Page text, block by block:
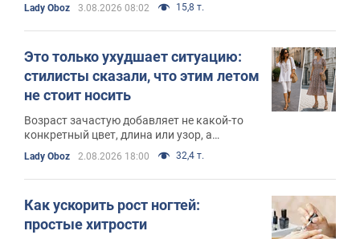
Lady Oboz 3.08.2026 08:02 15,8 т.
Это только ухудшает ситуацию:
стилисты сказали, что этим летом
не стоит носить
Возраст зачастую добавляет не какой-то
конкретный цвет, длина или узор, а
неудачное сочетание отдельных деталей
Lady Oboz 2.08.2026 18:00 32,4 т.
Как ускорить рост ногтей:
простые хитрости